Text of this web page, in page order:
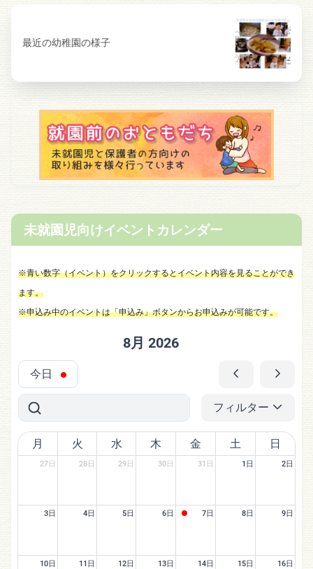
最近の幼稚園の様子
未就園児向けイベントカレンダー
※青い数字（イベント）をクリックするとイベント内容を見ることができ
ます。
※申込み中のイベントは「申込み」ボタンからお申込みが可能です。
今日
8月 2026
フィルター
月 火 水 木 金 土 日
27日 28日 29日 30日 31日 1日 2日
3日 4日 5日 6日 7日 8日 9日
10日 11日 12日 13日 14日 15日 16日